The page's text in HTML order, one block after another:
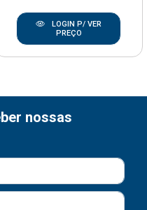
LOGIN P/ VER
PREÇO
nossas